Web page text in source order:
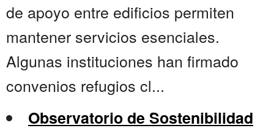
de apoyo entre edificios permiten
mantener servicios esenciales.
Algunas instituciones han firmado
convenios refugios cl...
Observatorio de Sostenibilidad